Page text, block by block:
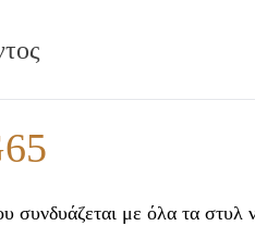
συνδυάζεται με όλα τα στυλ